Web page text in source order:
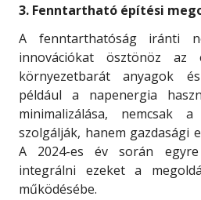
3. Fenntartható építési
A fenntarthatóság iránti
innovációkat ösztönöz az
környezetbarát anyagok
például a napenergia
minimalizálása, nemcsak
szolgálják, hanem gazdasági
A 2024-es év során
integrálni ezeket a
működésébe.